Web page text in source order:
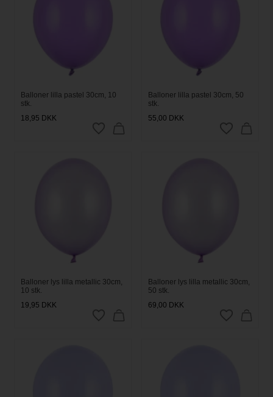
Balloner lilla pastel 30cm, 10
stk.
18,95 DKK
Balloner lilla pastel 30cm, 50
stk.
55,00 DKK
Balloner lys lilla metallic 30cm,
10 stk.
19,95 DKK
Balloner lys lilla metallic 30cm,
50 stk.
69,00 DKK